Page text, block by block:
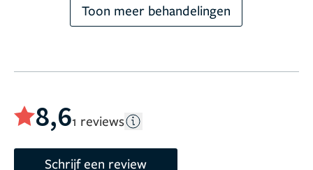
Toon meer behandelingen
8,61 reviews
Schrijf een review